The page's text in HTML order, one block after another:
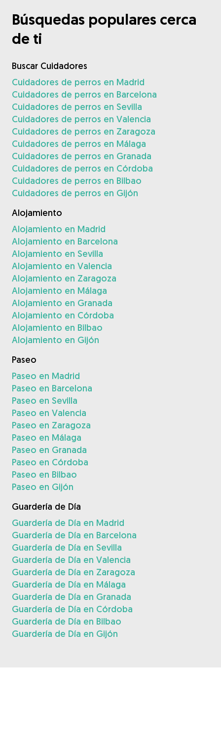
Búsquedas populares cerca
de ti
Buscar Cuidadores
Cuidadores de perros en Madrid
Cuidadores de perros en Barcelona
Cuidadores de perros en Sevilla
Cuidadores de perros en Valencia
Cuidadores de perros en Zaragoza
Cuidadores de perros en Málaga
Cuidadores de perros en Granada
Cuidadores de perros en Córdoba
Cuidadores de perros en Bilbao
Cuidadores de perros en Gijón
Alojamiento
Alojamiento en Madrid
Alojamiento en Barcelona
Alojamiento en Sevilla
Alojamiento en Valencia
Alojamiento en Zaragoza
Alojamiento en Málaga
Alojamiento en Granada
Alojamiento en Córdoba
Alojamiento en Bilbao
Alojamiento en Gijón
Paseo
Paseo en Madrid
Paseo en Barcelona
Paseo en Sevilla
Paseo en Valencia
Paseo en Zaragoza
Paseo en Málaga
Paseo en Granada
Paseo en Córdoba
Paseo en Bilbao
Paseo en Gijón
Guardería de Día
Guardería de Día en Madrid
Guardería de Día en Barcelona
Guardería de Día en Sevilla
Guardería de Día en Valencia
Guardería de Día en Zaragoza
Guardería de Día en Málaga
Guardería de Día en Granada
Guardería de Día en Córdoba
Guardería de Día en Bilbao
Guardería de Día en Gijón